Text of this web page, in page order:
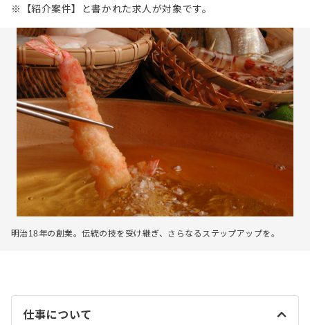
※【紹介案件】と書かれた求人が対象です。
明治18年の創業。伝統の技を受け継ぎ、さらなるステップアップを。
仕事について